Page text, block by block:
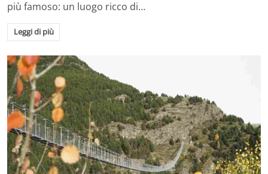
più famoso: un luogo ricco di…
Leggi di più